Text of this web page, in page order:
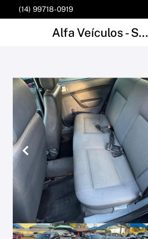
(14) 99718-0919
Alfa Veículos - São Manuel
Anterior